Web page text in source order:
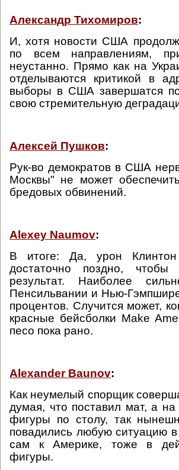
Александр Тихомиров:
И, хотя новости США
по всем направлениям,
неустанно. Прямо как на
отделываются критикой в
выборы в США завершатся
свою стремительную
Алексей Пушков:
Рук-во демократов в США
Москвы" не может
бредовых обвинений.
Alexey Naumov:
В итоге: Да, урон
достаточно поздно,
результат. Наиболее
Пенсильвании и Нью-
процентов. Случится может,
красные бейсболки Make
песо пока рано.
Alexander Baunov:
Как неумелый спорщик
думая, что поставил мат, а
фигуры по столу, так
повадились любую ситуацию
сам к Америке, тоже в
фигуры.